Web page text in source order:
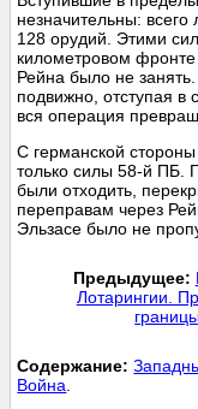
незначительны:
128 орудий. Этими
километровом
Рейна было не
подвижно, отступая в
вся операция
С германской
только силы 58-й ПБ.
были отходить,
переправам через
Эльзасе было не
Предыдущее:
Лотарингии.
Cодержание:
Война